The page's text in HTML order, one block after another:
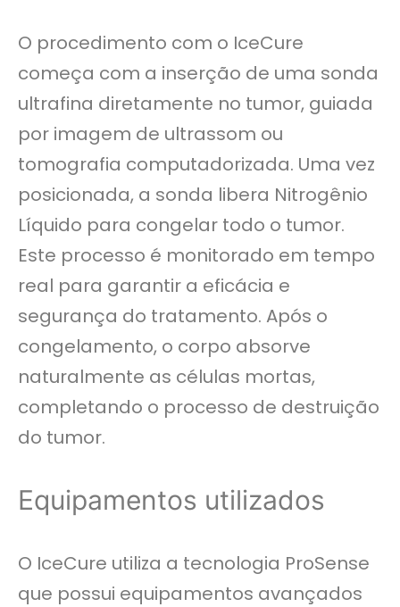
O procedimento com o IceCure
começa com a inserção de uma sonda
ultrafina diretamente no tumor, guiada
por imagem de ultrassom ou
tomografia computadorizada. Uma vez
posicionada, a sonda libera Nitrogênio
Líquido para congelar todo o tumor.
Este processo é monitorado em tempo
real para garantir a eficácia e
segurança do tratamento. Após o
congelamento, o corpo absorve
naturalmente as células mortas,
completando o processo de destruição
do tumor.
Equipamentos utilizados
O IceCure utiliza a tecnologia ProSense
que possui equipamentos avançados